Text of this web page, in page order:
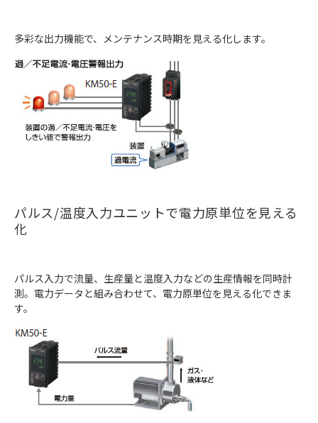
多彩な出力機能で、メンテナンス時期を見える化します。
パルス/温度入力ユニットで電力原単位を見える
化
パルス入力で流量、生産量と温度入力などの生産情報を同時計
測。電力データと組み合わせて、電力原単位を見える化できま
す。